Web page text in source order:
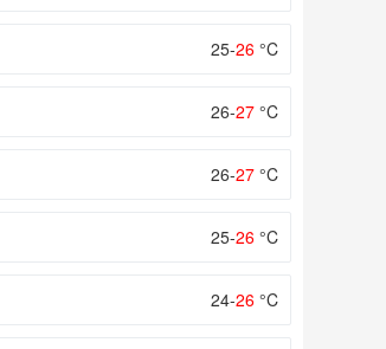
25-26 °C
26-27 °C
26-27 °C
25-26 °C
24-26 °C